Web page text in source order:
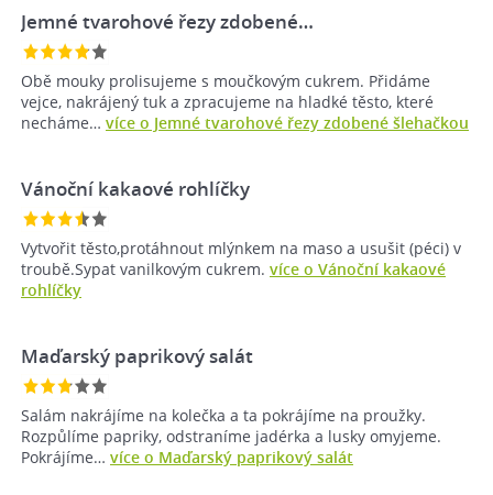
Jemné tvarohové řezy zdobené…
Obě mouky prolisujeme s moučkovým cukrem. Přidáme
vejce, nakrájený tuk a zpracujeme na hladké těsto, které
necháme… více o Jemné tvarohové řezy zdobené šlehačkou
Vánoční kakaové rohlíčky
Vytvořit těsto,protáhnout mlýnkem na maso a usušit (péci) v
troubě.Sypat vanilkovým cukrem. více o Vánoční kakaové
rohlíčky
Maďarský paprikový salát
Salám nakrájíme na kolečka a ta pokrájíme na proužky.
Rozpůlíme papriky, odstraníme jadérka a lusky omyjeme.
Pokrájíme… více o Maďarský paprikový salát